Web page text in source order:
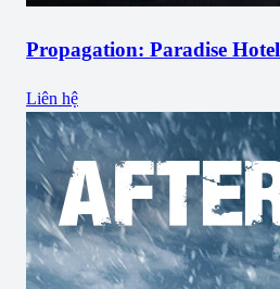
Propagation: Paradise Hotel
Liên hệ